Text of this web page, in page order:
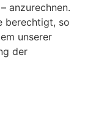
anzurechnen.
berechtigt, so
unserer
der